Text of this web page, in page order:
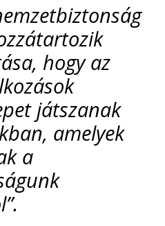
hogy az
játszanak
amelyek
a